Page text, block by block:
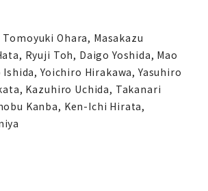
Ohara, Masakazu
Ryuji Toh, Daigo Yoshida, Mao
Yoichiro Hirakawa, Yasuhiro
Kazuhiro Uchida, Takanari
Kanba, Ken-Ichi Hirata,